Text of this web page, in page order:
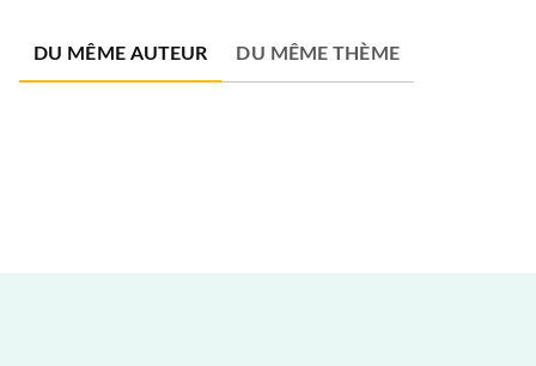
DU MÊME AUTEUR DU MÊME THÈME